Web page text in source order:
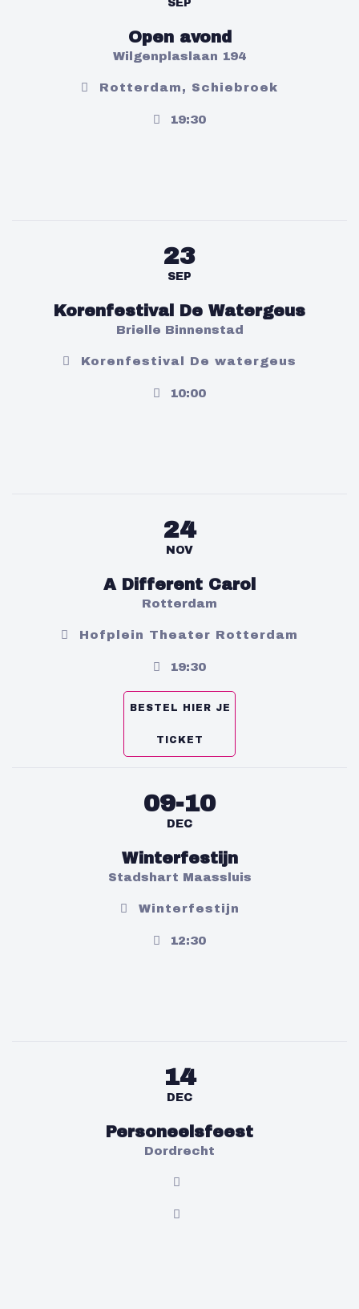
SEP
Open avond
Wilgenplaslaan 194
Rotterdam, Schiebroek
19:30
23
SEP
Korenfestival De Watergeus
Brielle Binnenstad
Korenfestival De watergeus
10:00
24
NOV
A Different Carol
Rotterdam
Hofplein Theater Rotterdam
19:30
BESTEL HIER JE
TICKET
09-10
DEC
Winterfestijn
Stadshart Maassluis
Winterfestijn
12:30
14
DEC
Personeelsfeest
Dordrecht